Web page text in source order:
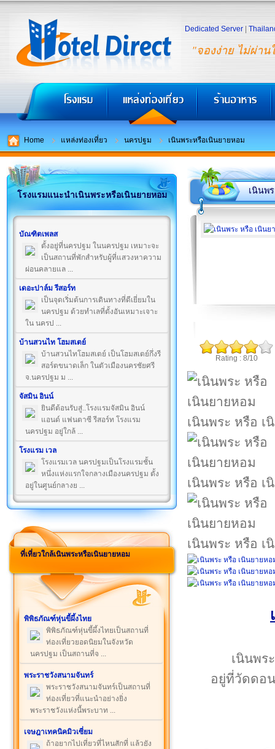
"จองง่าย ไม่ผ่าน
Dedicated Server
Home แหล่งท่องเที่ยว นครปฐม เนินพระหรือเนินยายหอม
โรงแรมแนะนำเนินพระหรือเนินยายหอม
บัณฑิตเพลส
ตั้งอยู่ที่นครปฐม ในนครปฐม เหมาะจะ
เป็นสถานที่พักสำหรับผู้ที่แสวงหาความ
ผ่อนคลายแล ...
เดอะปาล์ม รีสอร์ท
เป็นจุดเริ่มต้นการเดินทางที่ดีเยี่ยมใน
นครปฐม ด้วยทำเลที่ตั้งอันเหมาะเจาะ
ใน นครป ...
บ้านสวนไท โฮมสเตย์
บ้านสวนไทโฮมสเตย์ เป็นโฮมสเตย์กึ่งรี
สอร์ตขนาดเล็ก ในตัวเมืองนครชัยศรี
จ.นครปฐม ม ...
จัสมิน อินน์
ยินดีต้อนรับสู่..โรงแรมจัสมิน อินน์
แอนด์ แฟนตาซี รีสอร์ท โรงแรม
นครปฐม อยู่ใกล้ ...
โรงแรม เวล
โรงแรมเวล นครปฐมเป็นโรงแรมชั้น
หนึ่งแห่งแรกใจกลางเมืองนครปฐม ตั้ง
อยู่ในศูนย์กลางย ...
ที่เที่ยวใกล้เนินพระหรือเนินยายหอม
พิพิธภัณฑ์หุ่นขี้ผึ้งไทย
พิพิธภัณฑ์หุ่นขี้ผึ้งไทยเป็นสถานที่
ท่องเที่ยวยอดนิยมในจังหวัด
นครปฐม เป็นสถานที่จ ...
พระราชวังสนามจันทร์
พระราชวังสนามจันทร์เป็นสถานที่
ท่องเที่ยวที่แนะนำอย่างยิ่ง
พระราชวังแห่งนี้พระบาท ...
เจษฎาเทคนิคมิวเซี่ยม
ถ้าอยากไปเที่ยวที่ไหนสักที่ แล้วยัง
เนินพ
Rating : 8/10
เนินพระ หรือ เ
เนินพระ หรือ เ
เนินพระ หรือ เ
เนินพร
อยู่ที่วัดดอ